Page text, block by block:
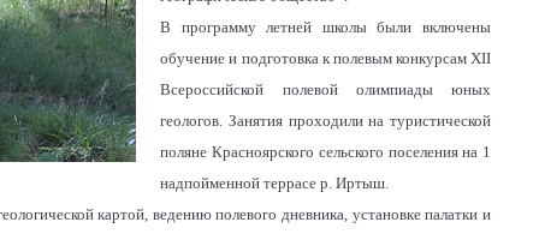
В программу летней школы были включены
обучение и подготовка к полевым конкурсам XII
Всероссийской полевой олимпиады юных
геологов. Занятия проходили на туристической
поляне Красноярского сельского поселения на 1
надпойменной террасе р. Иртыш.
картой, ведению полевого дневника, установке палатки и